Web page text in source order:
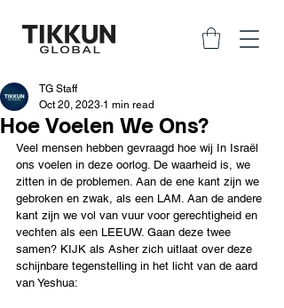
Hoe Voelen We Ons?
TG Staff
Oct 20, 2023 1 min read
Veel mensen hebben gevraagd hoe wij In Israël
ons voelen in deze oorlog. De waarheid is, we
zitten in de problemen. Aan de ene kant zijn we
gebroken en zwak, als een LAM. Aan de andere
kant zijn we vol van vuur voor gerechtigheid en
vechten als een LEEUW. Gaan deze twee
samen? KIJK als Asher zich uitlaat over deze
schijnbare tegenstelling in het licht van de aard
van Yeshua: